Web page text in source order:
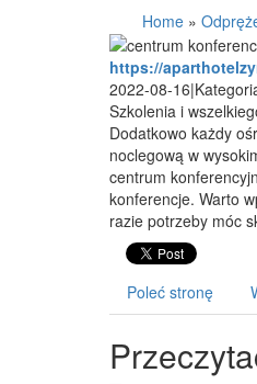
Home »
https://
2022-08-16|
Szkolenia i
Dodatkowo każdy
noclegową w
centrum
konferencje. Warto
razie potrzeby móc
Poleć stronę